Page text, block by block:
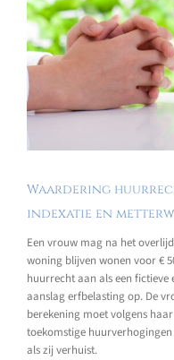
Waardering
indexatie en
Een vrouw mag na het
woning blijven wonen voor €
huurrecht aan als een
aanslag erfbelasting op. De
berekening moet volgens
toekomstige
als zij verhuist.